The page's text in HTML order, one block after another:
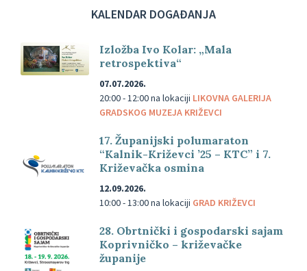
KALENDAR DOGAĐANJA
Izložba Ivo Kolar: „Mala
retrospektiva“
07.07.2026.
20:00 - 12:00na lokaciji LIKOVNA GALERIJA
GRADSKOG MUZEJA KRIŽEVCI
17. Županijski polumaraton
“Kalnik-Križevci ’25 – KTC” i 7.
Križevačka osmina
12.09.2026.
10:00 - 13:00na lokaciji GRAD KRIŽEVCI
28. Obrtnički i gospodarski sajam
Koprivničko – križevačke
županije